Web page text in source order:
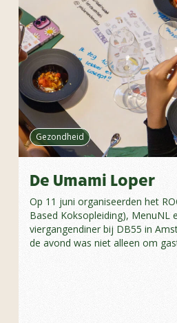
Gezondheid
De Umami Loper
Op 11 juni organiseerden het
Based Koksopleiding), MenuNL
viergangendiner bij DB55 in
de avond was niet alleen om